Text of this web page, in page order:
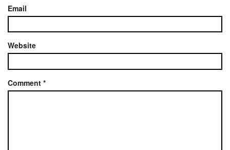
Email
Website
Comment *